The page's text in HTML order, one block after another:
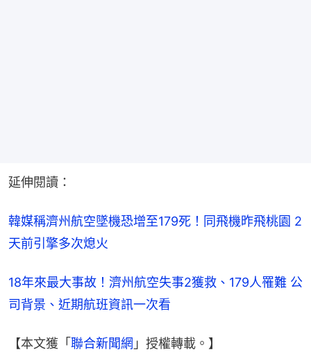
延伸閱讀：
韓媒稱濟州航空墜機恐增至179死！同飛機昨飛桃園 2
天前引擎多次熄火
18年來最大事故！濟州航空失事2獲救、179人罹難 公
司背景、近期航班資訊一次看
【本文獲「聯合新聞網 」授權轉載。】